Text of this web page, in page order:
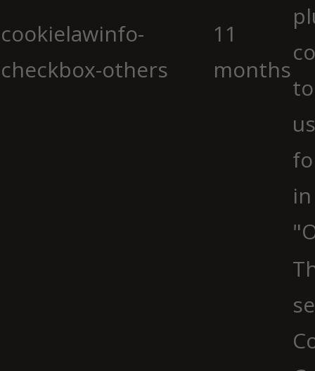
cookielawinfo-
checkbox-others
11
months